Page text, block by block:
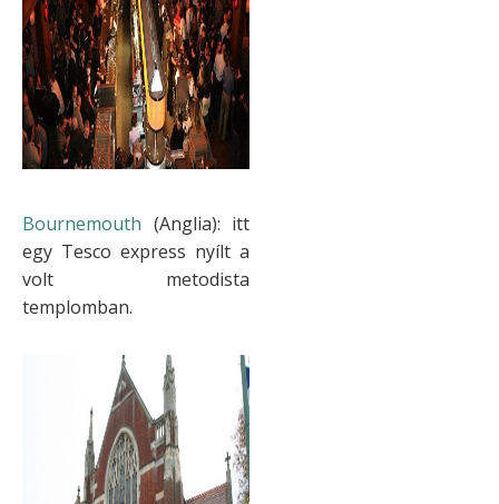
Bournemouth (Anglia): itt
egy Tesco express nyílt a
volt metodista
templomban.